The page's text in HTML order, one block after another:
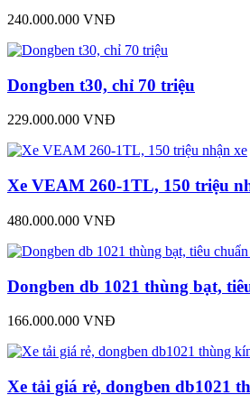
240.000.000 VNĐ
Dongben t30, chỉ 70 triệu
229.000.000 VNĐ
Xe VEAM 260-1TL, 150 triệu
480.000.000 VNĐ
Dongben db 1021 thùng bạt,
166.000.000 VNĐ
Xe tải giá rẻ, dongben db1021